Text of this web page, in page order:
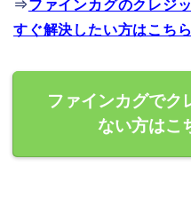
⇒ファインカグのクレジ
すぐ解決したい方はこちら
ファインカグでク
ない方はこ